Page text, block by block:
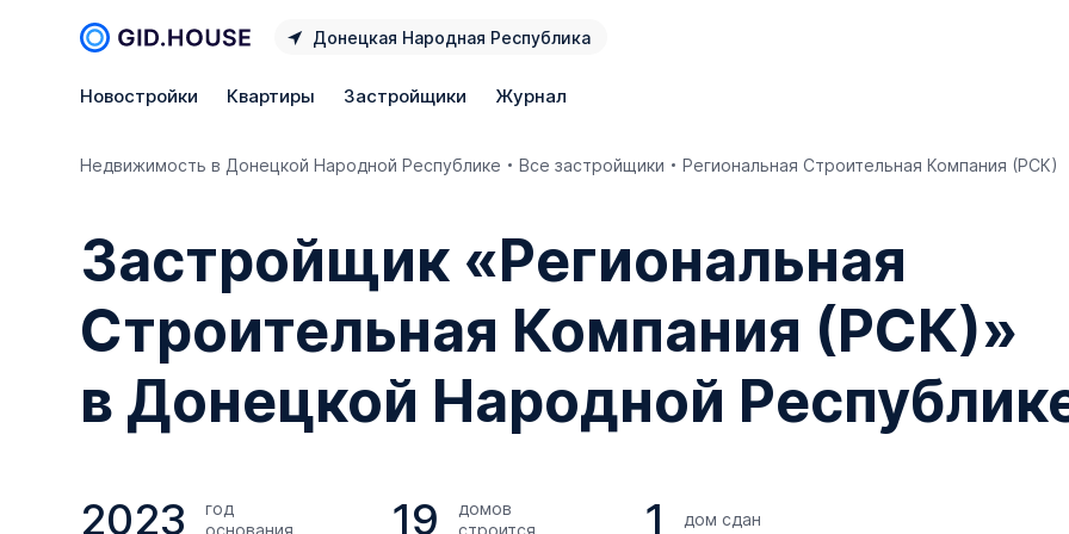
Донецкая Народная Республика
Новостройки Квартиры Застройщики Журнал
Недвижимость в Донецкой Народной Республике Все застройщики Региональная Строительная Компания (РСК)
Застройщик «Региональная
Строительная Компания (РСК)»
в Донецкой Народной
2023
год
основания
19
домов
строится
1 дом сдан